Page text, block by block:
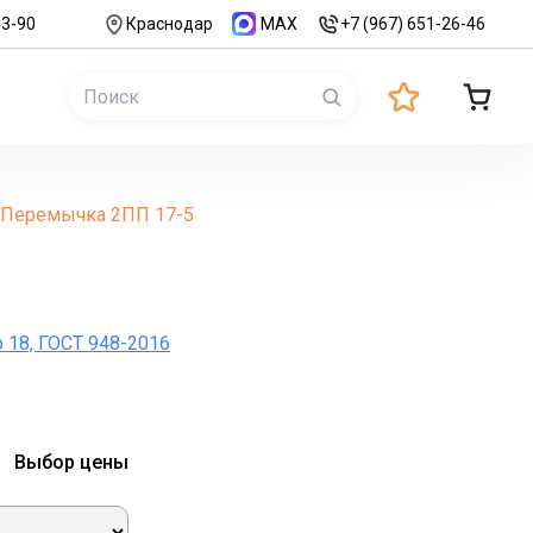
90 Краснодар MAX +7 (967) 651-26-46
Перемычка 2ПП 17-5
18, ГОСТ 948-2016
Выбор цены